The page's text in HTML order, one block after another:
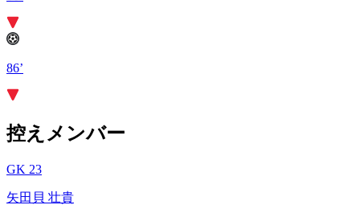
86’
控えメンバー
GK 23
矢田貝 壮貴